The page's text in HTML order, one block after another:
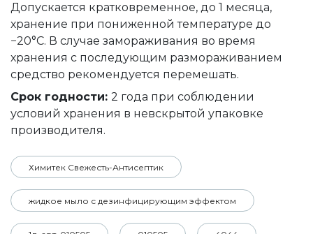
Допускается кратковременное, до 1 месяца,
хранение при пониженной температуре до
−20°C. В случае замораживания во время
хранения с последующим размораживанием
средство рекомендуется перемешать.
Срок годности: 2 года при соблюдении
условий хранения в невскрытой упаковке
производителя.
Химитек Свежесть-Антисептик
жидкое мыло с дезинфицирующим эффектом